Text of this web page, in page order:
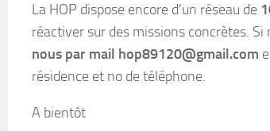
La HOP dispose encore d’un réseau de
réactiver sur des missions concrètes.
nous par mail hop89120@gmail.com
résidence et no de téléphone.
A bientôt